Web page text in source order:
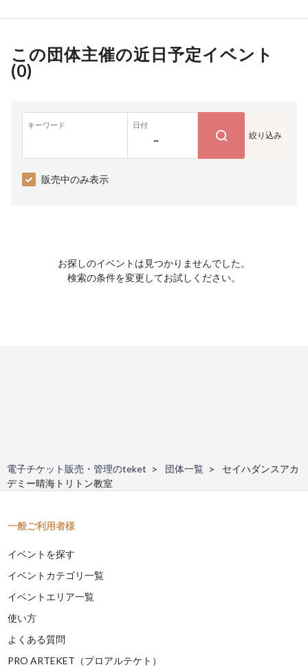
この団体主催の近日予定イベント
(0)
キーワード 日付
~ 絞り込み
販売中のみ表示
お探しのイベントは見つかりませんでした。
検索の条件を変更してお試しください。
電子チケット販売・管理のteket 団体一覧
セイハダンスアカ
デミー晴海トリトン教室
一般ご利用者様
イベントを探す
イベントカテゴリ一覧
イベントエリア一覧
使い方
よくある質問
PRO ARTEKET（プロアルテケト）